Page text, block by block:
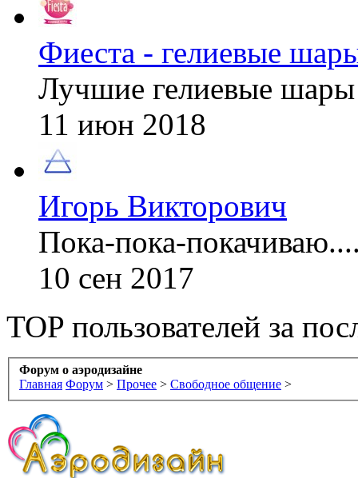
Фиеста - гелиевые
Лучшие гелиевые
11 июн 2018
Игорь Викторович
Пока-пока-
10 сен 2017
TOP пользователей за
Форум о аэродизайне
Главная Форум > Прочее > Свободное общение >